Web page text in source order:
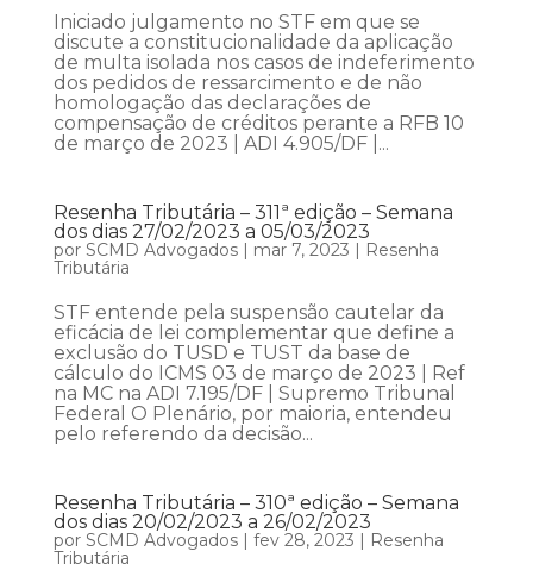
Iniciado julgamento no STF em que se
discute a constitucionalidade da aplicação
de multa isolada nos casos de indeferimento
dos pedidos de ressarcimento e de não
homologação das declarações de
compensação de créditos perante a RFB 10
de março de 2023 | ADI 4.905/DF |...
Resenha Tributária – 311ª edição – Semana
dos dias 27/02/2023 a 05/03/2023
por SCMD Advogados| mar 7, 2023 | Resenha
Tributária
STF entende pela suspensão cautelar da
eficácia de lei complementar que define a
exclusão do TUSD e TUST da base de
cálculo do ICMS 03 de março de 2023 | Ref
na MC na ADI 7.195/DF | Supremo Tribunal
Federal O Plenário, por maioria, entendeu
pelo referendo da decisão...
Resenha Tributária – 310ª edição – Semana
dos dias 20/02/2023 a 26/02/2023
por SCMD Advogados| fev 28, 2023 | Resenha
Tributária